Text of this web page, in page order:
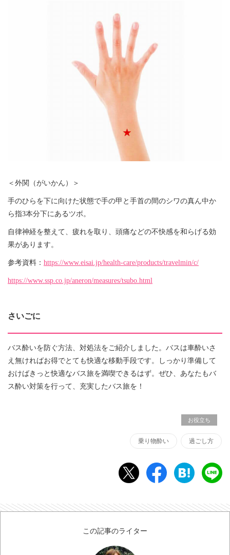
＜外関（がいかん）＞
手のひらを下に向けた状態で手の甲と手首の間のシワの真ん中か
ら指3本分下にあるツボ。
自律神経を整えて、疲れを取り、頭痛などの不快感を和らげる効
果があります。
参考資料： https://www.eisai.jp/health-care/products/travelmin/c/
https://www.ssp.co.jp/aneron/measures/tsubo.html
さいごに
バス酔いを防ぐ方法、対処法をご紹介しました。バスは車酔いさ
え無ければお得でとても快適な移動手段です。しっかり準備して
おけばきっと快適なバス旅を満喫できるはず。ぜひ、あなたもバ
ス酔い対策を行って、充実したバス旅を！
お役立ち
乗り物酔い 過ごし方
この記事のライター